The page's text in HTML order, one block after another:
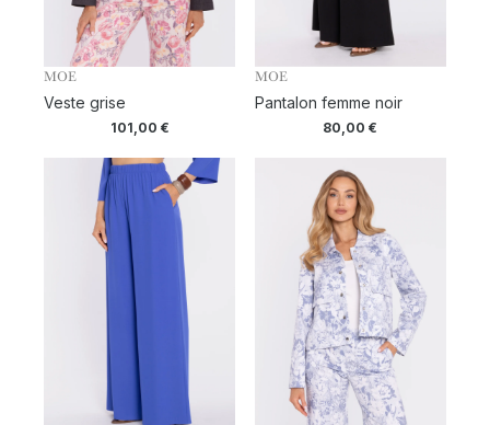
MOE
Veste grise
101,00 €
MOE
Pantalon femme noir
80,00€